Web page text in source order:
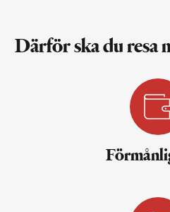
Därför ska du resa